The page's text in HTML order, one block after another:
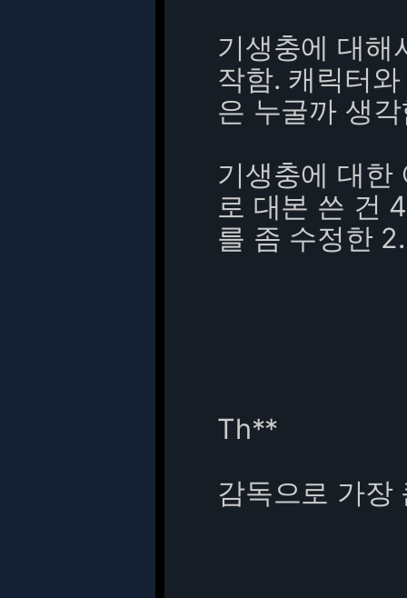
기생충에 대해
작함. 캐릭터
은 누굴까 생
기생충에 대한
로 대본 쓴 건
를 좀 수정한
Th**
감독으로 가장